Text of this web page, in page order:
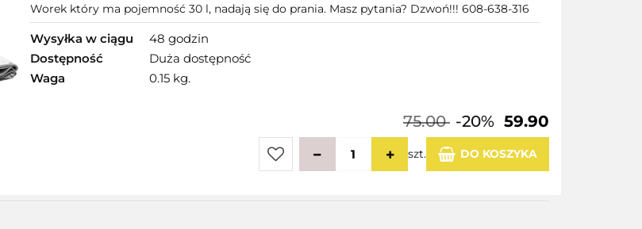
BUDGET WVC 1600W
Worek który ma pojemność 30 l, nadają się do prania. Masz pytania? Dzwoń!!! 608-638-316
Wysyłka w ciągu
48 godzin
Dostępność
Duża dostępność
Waga
0.15 kg.
75.00 -20% 59.90
szt. DO KOSZYKA